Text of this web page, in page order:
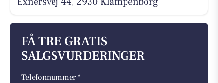
FÅ TRE GRATIS
SALGSVURDERINGER
Telefonnummer *